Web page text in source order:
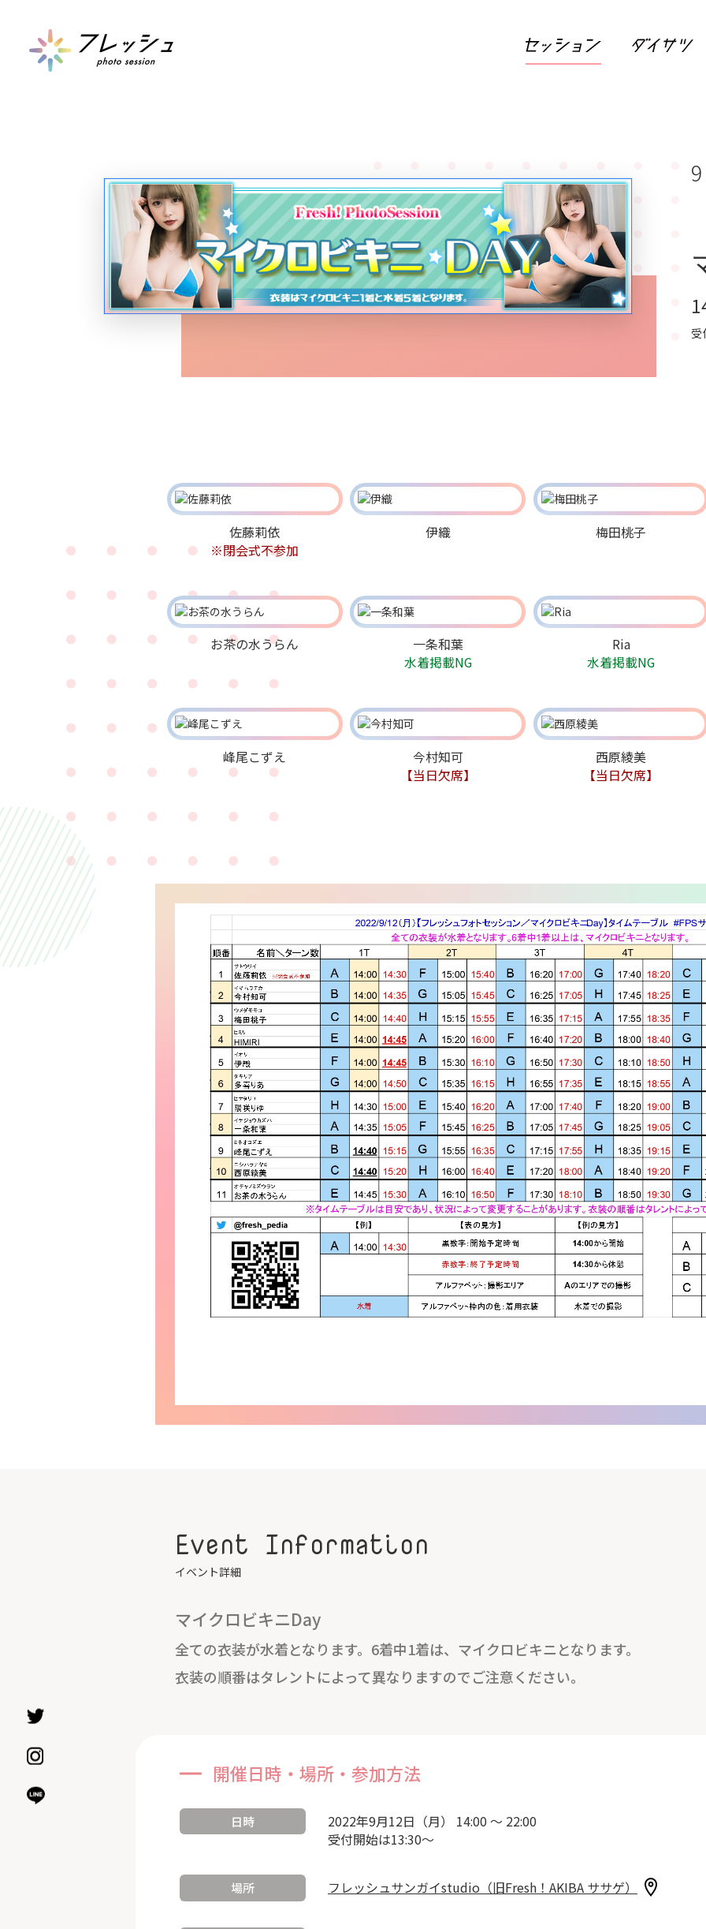
受
佐藤莉依
※閉会式不参加
伊織 梅田桃子
お茶の水うらん
一条和葉
水着掲載NG
Ria
水着掲載NG
峰尾こずえ
今村知可
【当日欠席】
西原綾美
【当日欠席】
Event Information
イベント詳細
マイクロビキニDay
全ての衣装が水着となります。6着中1着は、マイクロビキニとなります。
衣装の順番はタレントによって異なりますのでご注意ください。
開催日時・場所・参加方法
日時
2022年9月12日（月） 14:00 ～ 22:00
受付開始は13:30～
場所 フレッシュサンガイstudio（旧Fresh！AKIBA ササゲ）